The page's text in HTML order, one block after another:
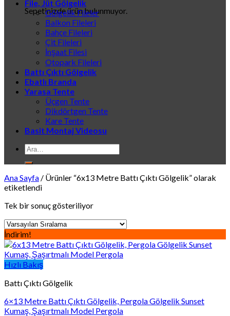
Sepetinizde ürün bulunmuyor.
File, Jüt Gölgelik
Gölgelik Fileler
Balkon Fileleri
Bahçe Fileleri
Çit Fileleri
İnşaat Filesi
Otopark Fileleri
Battı Çıktı Gölgelik
Ebatlı Branda
Yarasa Tente
Üçgen Tente
Dikdörtgen Tente
Kare Tente
Basit Montaj Videosu
Ara:
Ana Sayfa / Ürünler “6x13 Metre Battı Çıktı Gölgelik” olarak
etiketlendi
Tek bir sonuç gösteriliyor
İndirim!
Hızlı Bakış
Battı Çıktı Gölgelik
6×13 Metre Battı Çıktı Gölgelik, Pergola Gölgelik Sunset
Kumaş, Şaşırtmalı Model Pergola